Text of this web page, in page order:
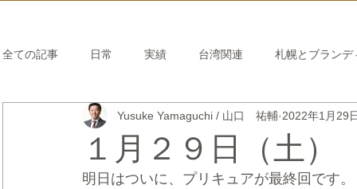
全ての記事 日常 実績 台湾関連 札幌とブランデ
リブランディング® さとうきび繊維のストロー 中国
CRMブランディング® デジタルマーケティングブランデ
１月２９日（土
Yusuke Yamaguchi / 山口 祐輔 2022年1月29
明日はついに、プリキュアが最終回です。